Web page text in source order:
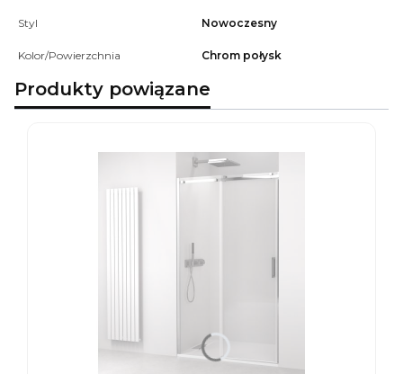
Styl Nowoczesny
Kolor/Powierzchnia Chrom połysk
Produkty powiązane